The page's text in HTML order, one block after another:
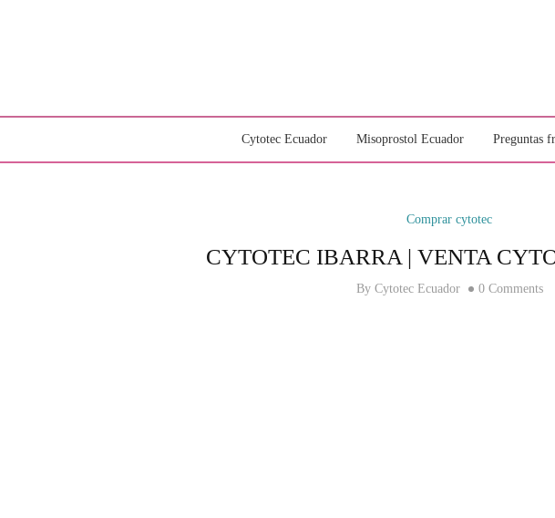
Cytotec Ecuador Misoprostol Ecuador Preguntas
Comprar cytotec
CYTOTEC IBARRA | VENTA
By Cytotec Ecuador 0 Comments